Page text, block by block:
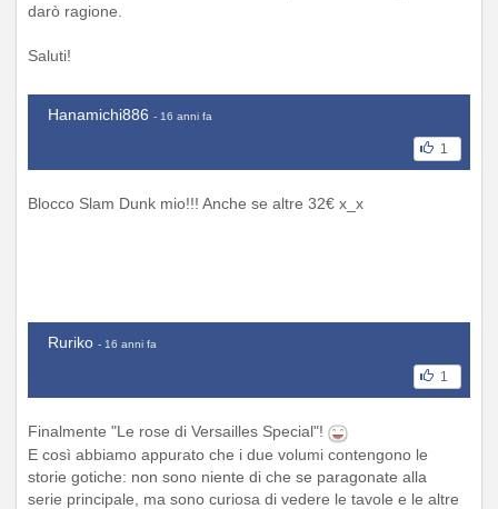
darò ragione.
Saluti!
Hanamichi886 - 16 anni fa
1
Blocco Slam Dunk mio!!! Anche se altre 32€ x_x
Ruriko - 16 anni fa
1
Finalmente "Le rose di Versailles Special"!
E così abbiamo appurato che i due volumi contengono le
storie gotiche: non sono niente di che se paragonate alla
serie principale, ma sono curiosa di vedere le tavole e le altre